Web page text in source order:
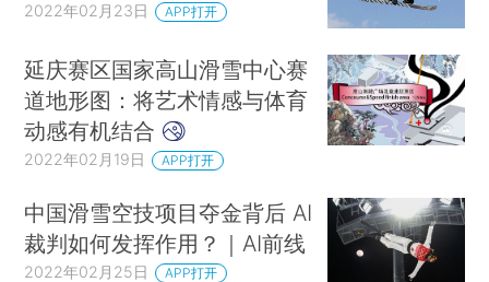
2022年02月23日 APP打开
延庆赛区国家高山滑雪中心赛
道地形图：将艺术情感与体育
动感有机结合
2022年02月19日 APP打开
中国滑雪空技项目夺金背后 AI
裁判如何发挥作用？｜AI前线
2022年02月25日 APP打开